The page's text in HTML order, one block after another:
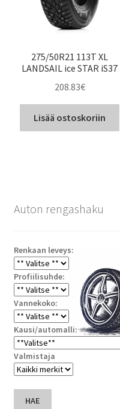
275/50R21 113T XL
LANDSAIL ice STAR iS37
208.83€
Lisää ostoskoriin
Auton rengashaku
Renkaan leveys:
Profiilisuhde:
Vannekoko:
Kausi/automalli:
Valmistaja
HAE